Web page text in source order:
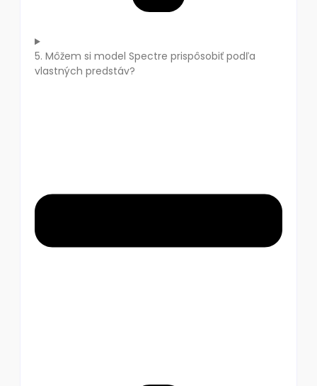
5. Môžem si model Spectre prispôsobiť podľa
vlastných predstáv?